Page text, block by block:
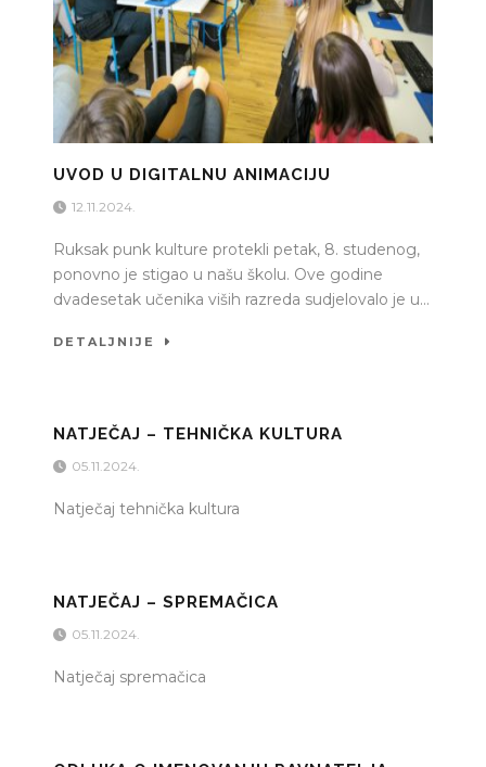
UVOD U DIGITALNU ANIMACIJU
12.11.2024.
Ruksak punk kulture protekli petak, 8. studenog,
ponovno je stigao u našu školu. Ove godine
dvadesetak učenika viših razreda sudjelovalo je u...
DETALJNIJE
NATJEČAJ – TEHNIČKA KULTURA
05.11.2024.
Natječaj tehnička kultura
NATJEČAJ – SPREMAČICA
05.11.2024.
Natječaj spremačica